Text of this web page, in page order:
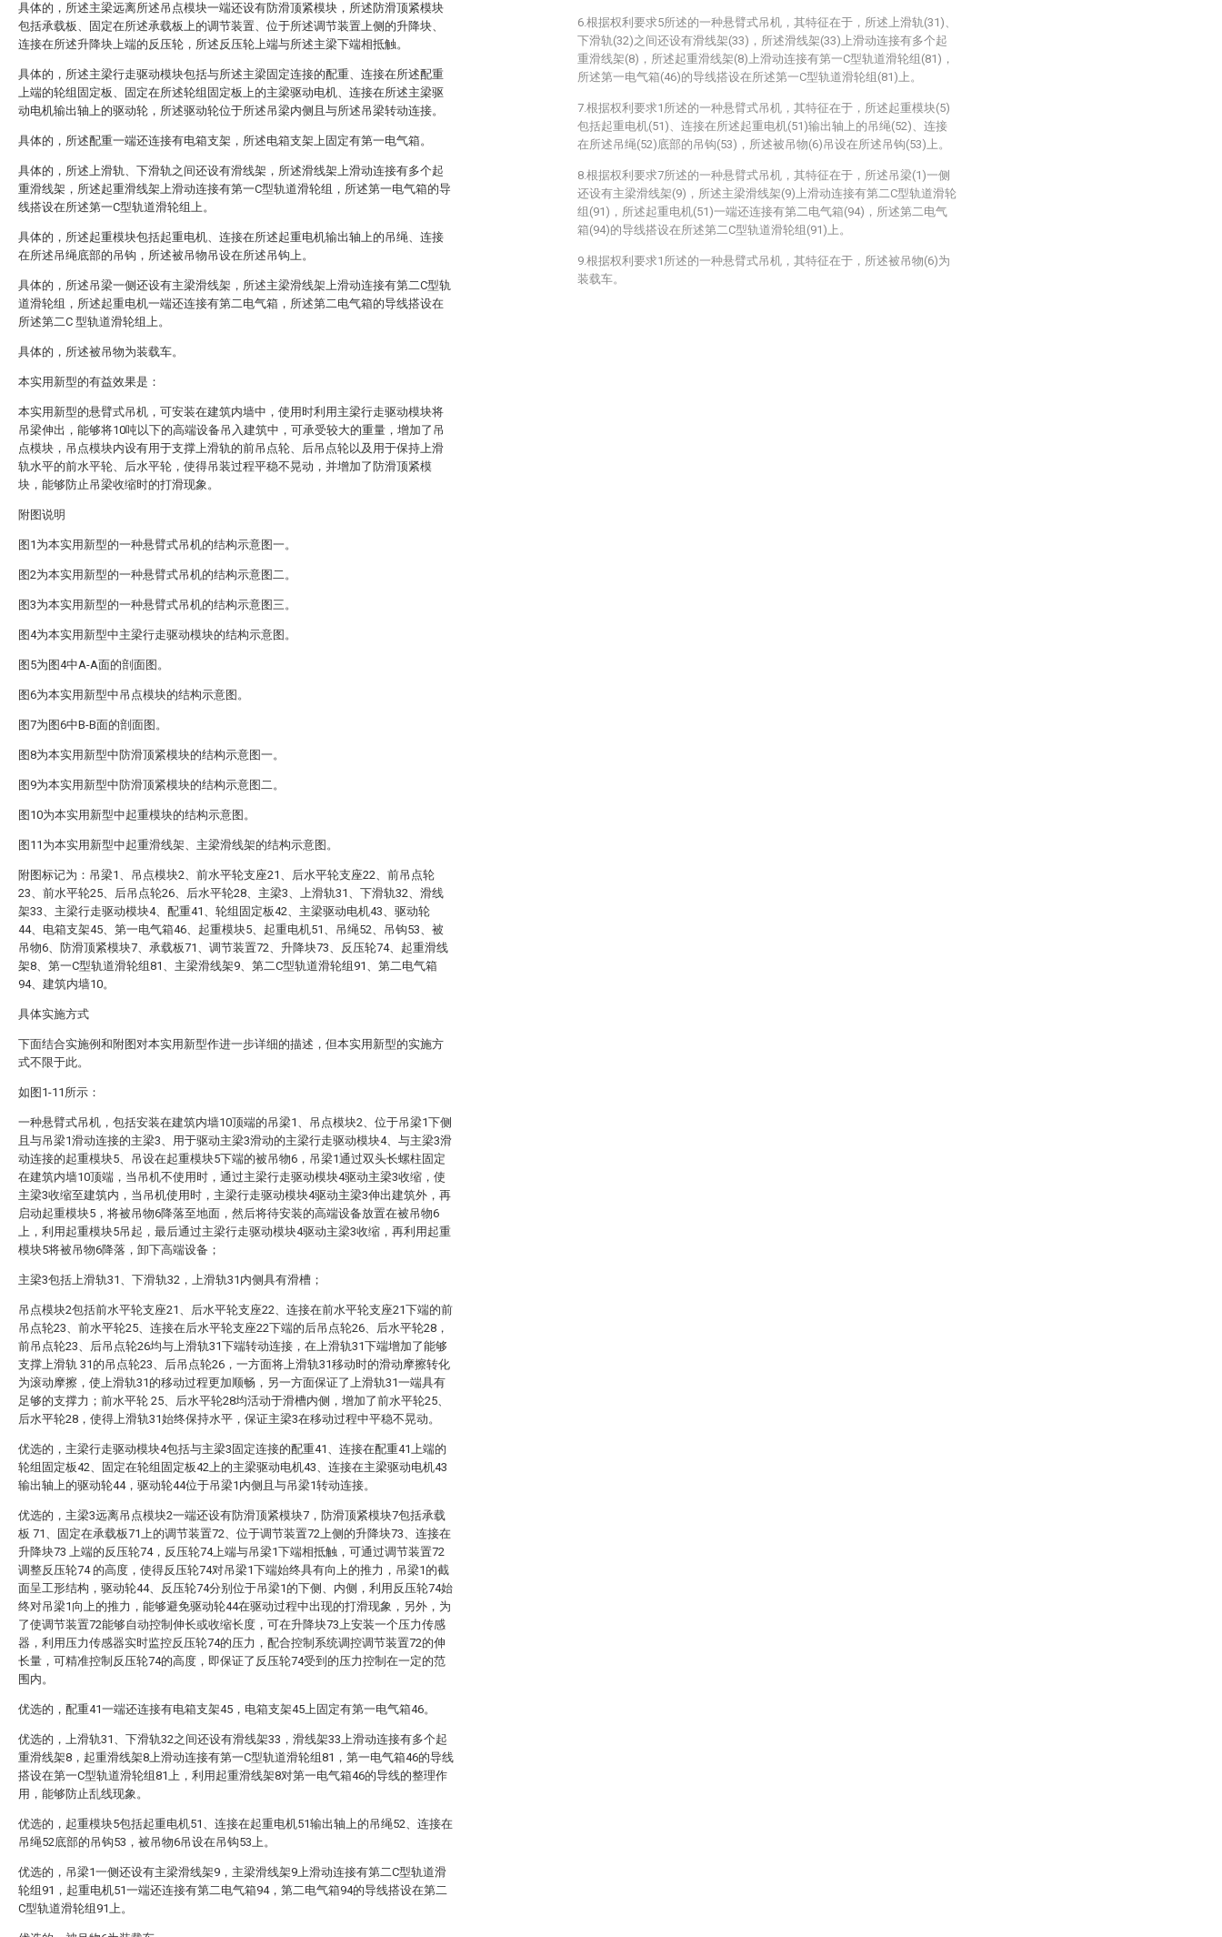
具体的，所述主梁远离所述吊点模块一端还设有防滑顶紧模块，所述防滑顶紧模块
包括承载板、固定在所述承载板上的调节装置、位于所述调节装置上侧的升降块、
连接在所述升降块上端的反压轮，所述反压轮上端与所述主梁下端相抵触。
具体的，所述主梁行走驱动模块包括与所述主梁固定连接的配重、连接在所述配重
上端的轮组固定板、固定在所述轮组固定板上的主梁驱动电机、连接在所述主梁驱
动电机输出轴上的驱动轮，所述驱动轮位于所述吊梁内侧且与所述吊梁转动连接。
具体的，所述配重一端还连接有电箱支架，所述电箱支架上固定有第一电气箱。
具体的，所述上滑轨、下滑轨之间还设有滑线架，所述滑线架上滑动连接有多个起
重滑线架，所述起重滑线架上滑动连接有第一C型轨道滑轮组，所述第一电气箱的导
线搭设在所述第一C型轨道滑轮组上。
具体的，所述起重模块包括起重电机、连接在所述起重电机输出轴上的吊绳、连接
在所述吊绳底部的吊钩，所述被吊物吊设在所述吊钩上。
具体的，所述吊梁一侧还设有主梁滑线架，所述主梁滑线架上滑动连接有第二C型轨
道滑轮组，所述起重电机一端还连接有第二电气箱，所述第二电气箱的导线搭设在
所述第二C 型轨道滑轮组上。
具体的，所述被吊物为装载车。
本实用新型的有益效果是：
本实用新型的悬臂式吊机，可安装在建筑内墙中，使用时利用主梁行走驱动模块将
吊梁伸出，能够将10吨以下的高端设备吊入建筑中，可承受较大的重量，增加了吊
点模块，吊点模块内设有用于支撑上滑轨的前吊点轮、后吊点轮以及用于保持上滑
轨水平的前水平轮、后水平轮，使得吊装过程平稳不晃动，并增加了防滑顶紧模
块，能够防止吊梁收缩时的打滑现象。
附图说明
图1为本实用新型的一种悬臂式吊机的结构示意图一。
图2为本实用新型的一种悬臂式吊机的结构示意图二。
图3为本实用新型的一种悬臂式吊机的结构示意图三。
图4为本实用新型中主梁行走驱动模块的结构示意图。
图5为图4中A-A面的剖面图。
图6为本实用新型中吊点模块的结构示意图。
图7为图6中B-B面的剖面图。
图8为本实用新型中防滑顶紧模块的结构示意图一。
图9为本实用新型中防滑顶紧模块的结构示意图二。
图10为本实用新型中起重模块的结构示意图。
图11为本实用新型中起重滑线架、主梁滑线架的结构示意图。
附图标记为：吊梁1、吊点模块2、前水平轮支座21、后水平轮支座22、前吊点轮
23、前水平轮25、后吊点轮26、后水平轮28、主梁3、上滑轨31、下滑轨32、滑线
架33、主梁行走驱动模块4、配重41、轮组固定板42、主梁驱动电机43、驱动轮
44、电箱支架45、第一电气箱46、起重模块5、起重电机51、吊绳52、吊钩53、被
吊物6、防滑顶紧模块7、承载板71、调节装置72、升降块73、反压轮74、起重滑线
架8、第一C型轨道滑轮组81、主梁滑线架9、第二C型轨道滑轮组91、第二电气箱
94、建筑内墙10。
具体实施方式
下面结合实施例和附图对本实用新型作进一步详细的描述，但本实用新型的实施方
式不限于此。
如图1-11所示：
一种悬臂式吊机，包括安装在建筑内墙10顶端的吊梁1、吊点模块2、位于吊梁1下侧
且与吊梁1滑动连接的主梁3、用于驱动主梁3滑动的主梁行走驱动模块4、与主梁3滑
动连接的起重模块5、吊设在起重模块5下端的被吊物6，吊梁1通过双头长螺柱固定
在建筑内墙10顶端，当吊机不使用时，通过主梁行走驱动模块4驱动主梁3收缩，使
主梁3收缩至建筑内，当吊机使用时，主梁行走驱动模块4驱动主梁3伸出建筑外，再
启动起重模块5，将被吊物6降落至地面，然后将待安装的高端设备放置在被吊物6
上，利用起重模块5吊起，最后通过主梁行走驱动模块4驱动主梁3收缩，再利用起重
模块5将被吊物6降落，卸下高端设备；
主梁3包括上滑轨31、下滑轨32，上滑轨31内侧具有滑槽；
吊点模块2包括前水平轮支座21、后水平轮支座22、连接在前水平轮支座21下端的前
吊点轮23、前水平轮25、连接在后水平轮支座22下端的后吊点轮26、后水平轮28，
前吊点轮23、后吊点轮26均与上滑轨31下端转动连接，在上滑轨31下端增加了能够
支撑上滑轨 31的吊点轮23、后吊点轮26，一方面将上滑轨31移动时的滑动摩擦转化
为滚动摩擦，使上滑轨31的移动过程更加顺畅，另一方面保证了上滑轨31一端具有
足够的支撑力；前水平轮 25、后水平轮28均活动于滑槽内侧，增加了前水平轮25、
后水平轮28，使得上滑轨31始终保持水平，保证主梁3在移动过程中平稳不晃动。
优选的，主梁行走驱动模块4包括与主梁3固定连接的配重41、连接在配重41上端的
轮组固定板42、固定在轮组固定板42上的主梁驱动电机43、连接在主梁驱动电机43
输出轴上的驱动轮44，驱动轮44位于吊梁1内侧且与吊梁1转动连接。
优选的，主梁3远离吊点模块2一端还设有防滑顶紧模块7，防滑顶紧模块7包括承载
板 71、固定在承载板71上的调节装置72、位于调节装置72上侧的升降块73、连接在
升降块73 上端的反压轮74，反压轮74上端与吊梁1下端相抵触，可通过调节装置72
调整反压轮74 的高度，使得反压轮74对吊梁1下端始终具有向上的推力，吊梁1的截
面呈工形结构，驱动轮44、反压轮74分别位于吊梁1的下侧、内侧，利用反压轮74始
终对吊梁1向上的推力，能够避免驱动轮44在驱动过程中出现的打滑现象，另外，为
了使调节装置72能够自动控制伸长或收缩长度，可在升降块73上安装一个压力传感
器，利用压力传感器实时监控反压轮74的压力，配合控制系统调控调节装置72的伸
长量，可精准控制反压轮74的高度，即保证了反压轮74受到的压力控制在一定的范
围内。
优选的，配重41一端还连接有电箱支架45，电箱支架45上固定有第一电气箱46。
优选的，上滑轨31、下滑轨32之间还设有滑线架33，滑线架33上滑动连接有多个起
重滑线架8，起重滑线架8上滑动连接有第一C型轨道滑轮组81，第一电气箱46的导线
搭设在第一C型轨道滑轮组81上，利用起重滑线架8对第一电气箱46的导线的整理作
用，能够防止乱线现象。
优选的，起重模块5包括起重电机51、连接在起重电机51输出轴上的吊绳52、连接在
吊绳52底部的吊钩53，被吊物6吊设在吊钩53上。
优选的，吊梁1一侧还设有主梁滑线架9，主梁滑线架9上滑动连接有第二C型轨道滑
轮组91，起重电机51一端还连接有第二电气箱94，第二电气箱94的导线搭设在第二
C型轨道滑轮组91上。
6.根据权利要求5所述的一种悬臂式吊机，其特征在于，所述上滑轨(31)、
下滑轨(32)之间还设有滑线架(33)，所述滑线架(33)上滑动连接有多个起
重滑线架(8)，所述起重滑线架(8)上滑动连接有第一C型轨道滑轮组(81)，
所述第一电气箱(46)的导线搭设在所述第一C型轨道滑轮组(81)上。
7.根据权利要求1所述的一种悬臂式吊机，其特征在于，所述起重模块(5)
包括起重电机(51)、连接在所述起重电机(51)输出轴上的吊绳(52)、连接
在所述吊绳(52)底部的吊钩(53)，所述被吊物(6)吊设在所述吊钩(53)上。
8.根据权利要求7所述的一种悬臂式吊机，其特征在于，所述吊梁(1)一侧
还设有主梁滑线架(9)，所述主梁滑线架(9)上滑动连接有第二C型轨道滑轮
组(91)，所述起重电机(51)一端还连接有第二电气箱(94)，所述第二电气
箱(94)的导线搭设在所述第二C型轨道滑轮组(91)上。
9.根据权利要求1所述的一种悬臂式吊机，其特征在于，所述被吊物(6)为
装载车。